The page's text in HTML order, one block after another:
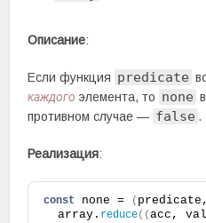
Описание:
Если функция predicate
каждого элемента, то none
противном случае — false .
Реализация:
const none = (
  array.
reduce( (acc,